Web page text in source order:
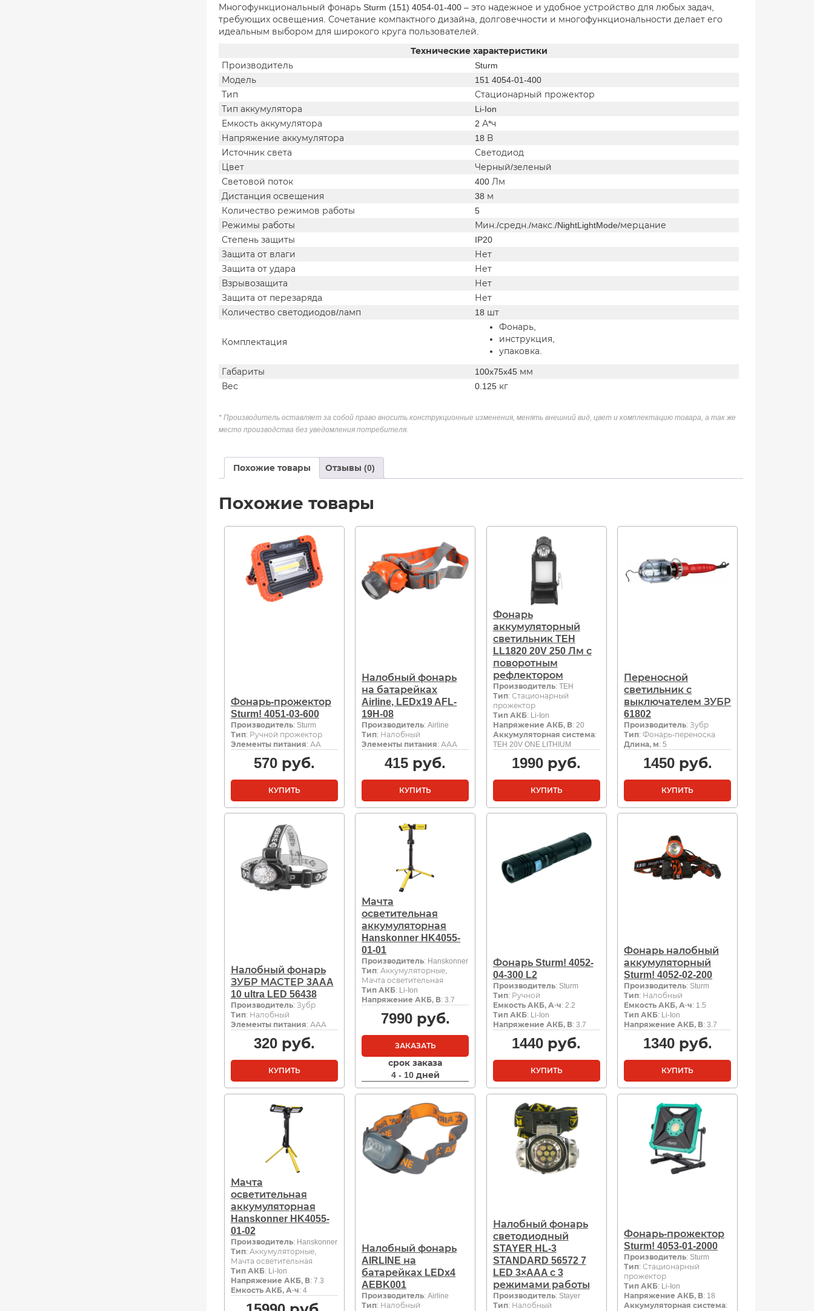
Многофункциональный фонарь Sturm (151) 4054-01-400 – это надежное и удобное устройство для любых задач,
требующих освещения. Сочетание компактного дизайна, долговечности и многофункциональности делает его
идеальным выбором для широкого круга пользователей.
Технические характеристики
Производитель
Sturm
Модель
151 4054-01-400
Тип
Стационарный прожектор
Тип аккумулятора
Li-Ion
Емкость аккумулятора
2 А*ч
Напряжение аккумулятора
18 В
Источник света
Светодиод
Цвет
Черный/зеленый
Световой поток
400 Лм
Дистанция освещения
38 м
Количество режимов работы
5
Режимы работы
Мин./средн./макс./NightLightMode/мерцание
Степень защиты
IP20
Защита от влаги
Нет
Защита от удара
Нет
Взрывозащита
Нет
Защита от перезаряда
Нет
Количество светодиодов/ламп
18 шт
Комплектация
Фонарь,
инструкция,
упаковка.
Габариты
100x75x45 мм
Вес
0.125 кг
* Производитель оставляет за собой право вносить конструкционные изменения, менять внешний вид, цвет и комплектацию товара, а так же
место производства без уведомления потребителя.
Похожие товары Отзывы (0)
Похожие товары
Фонарь-прожектор
Sturm! 4051-03-600
Производитель: Sturm
Тип: Ручной прожектор
Элементы питания: АА
570руб.
КУПИТЬ
Налобный фонарь
на батарейках
Airline, LEDx19 AFL-
19H-08
Производитель: Airline
Тип: Налобный
Элементы питания: ААА
415 руб.
КУПИТЬ
Фонарь
аккумуляторный
светильник TEH
LL1820 20V 250 Лм с
поворотным
рефлектором
Производитель: TEH
Тип: Стационарный
прожектор
Тип АКБ: Li-Ion
Напряжение АКБ, В: 20
Аккумуляторная система:
TEH 20V ONE LITHIUM
1990 руб.
КУПИТЬ
Переносной
светильник с
выключателем ЗУБР
61802
Производитель: Зубр
Тип: Фонарь-переноска
Длина, м: 5
1450руб.
КУПИТЬ
Налобный фонарь
ЗУБР МАСТЕР 3AAA
10 ultra LED 56438
Производитель: Зубр
Тип: Налобный
Элементы питания: ААА
320руб.
КУПИТЬ
Мачта
осветительная
аккумуляторная
Hanskonner HK4055-
01-01
Производитель: Hanskonner
Тип: Аккумуляторные,
Мачта осветительная
Тип АКБ: Li-Ion
Напряжение АКБ, В: 3.7
7990руб.
ЗАКАЗАТЬ
срок заказа
4 - 10 дней
Фонарь Sturm! 4052-
04-300 L2
Производитель: Sturm
Тип: Ручной
Емкость АКБ, А·ч: 2.2
Тип АКБ: Li-Ion
Напряжение АКБ, В: 3.7
1440 руб.
КУПИТЬ
Фонарь налобный
аккумуляторный
Sturm! 4052-02-200
Производитель: Sturm
Тип: Налобный
Емкость АКБ, А·ч: 1.5
Тип АКБ: Li-Ion
Напряжение АКБ, В: 3.7
1340руб.
КУПИТЬ
Мачта
осветительная
аккумуляторная
Hanskonner HK4055-
01-02
Производитель: Hanskonner
Тип: Аккумуляторные,
Мачта осветительная
Тип АКБ: Li-Ion
Напряжение АКБ, В: 7.3
Емкость АКБ, А·ч: 4
Налобный фонарь
AIRLINE на
батарейках LEDx4
AEBK001
Производитель: Airline
Тип: Налобный
Налобный фонарь
светодиодный
STAYER HL-3
STANDARD 56572 7
LED 3×AAA с 3
режимами работы
Производитель: Stayer
Тип: Налобный
Фонарь-прожектор
Sturm! 4053-01-2000
Производитель: Sturm
Тип: Стационарный
прожектор
Тип АКБ: Li-Ion
Напряжение АКБ, В: 18
Аккумуляторная система: